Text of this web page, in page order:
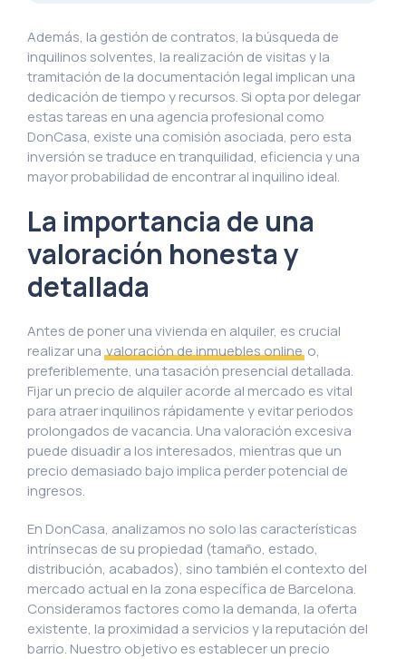
Además, la gestión de contratos, la búsqueda de
inquilinos solventes, la realización de visitas y la
tramitación de la documentación legal implican una
dedicación de tiempo y recursos. Si opta por delegar
estas tareas en una agencia profesional como
DonCasa, existe una comisión asociada, pero esta
inversión se traduce en tranquilidad, eficiencia y una
mayor probabilidad de encontrar al inquilino ideal.
La importancia de una
valoración honesta y
detallada
Antes de poner una vivienda en alquiler, es crucial
realizar una valoración de inmuebles onlineo,
preferiblemente, una tasación presencial detallada.
Fijar un precio de alquiler acorde al mercado es vital
para atraer inquilinos rápidamente y evitar periodos
prolongados de vacancia. Una valoración excesiva
puede disuadir a los interesados, mientras que un
precio demasiado bajo implica perder potencial de
ingresos.
En DonCasa, analizamos no solo las características
intrínsecas de su propiedad (tamaño, estado,
distribución, acabados), sino también el contexto del
mercado actual en la zona específica de Barcelona.
Consideramos factores como la demanda, la oferta
existente, la proximidad a servicios y la reputación del
barrio. Nuestro objetivo es establecer un precio